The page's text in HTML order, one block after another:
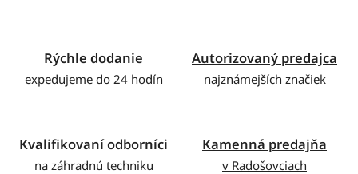
Rýchle dodanie
expedujeme do 24 hodín
Autorizovaný predajca
najznámejších značiek
Kvalifikovaní odborníci
na záhradnú techniku
Kamenná predajňa
v Radošovciach